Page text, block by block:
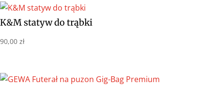
K&M statyw do trąbki
90,00 zł